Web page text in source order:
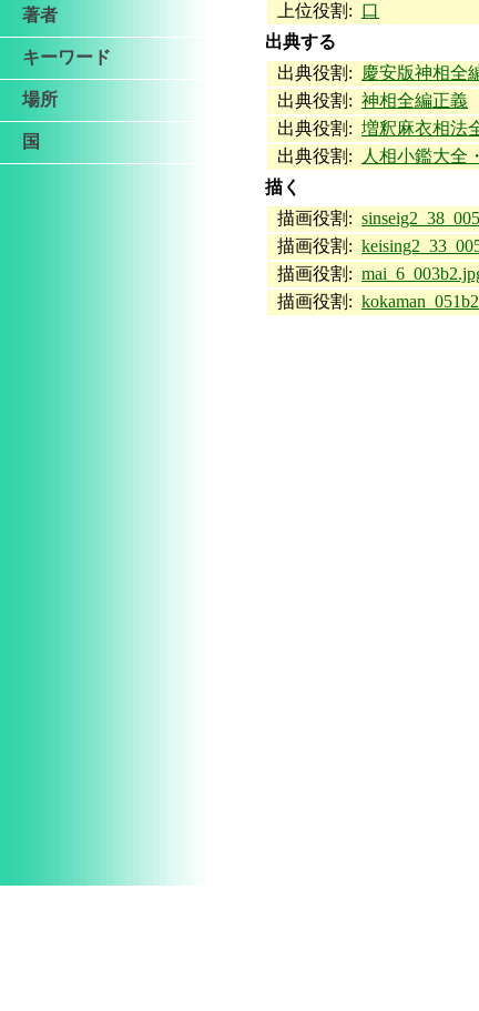
著者
キーワード
場所
国
上位役割: 口
出典する
出典役割:
慶安版神相全
出典役割: 神相全編正義
出典役割: 増釈麻衣相法
出典役割:
人相小鑑大全
描く
描画役割:
描画役割:
描画役割:
描画役割: